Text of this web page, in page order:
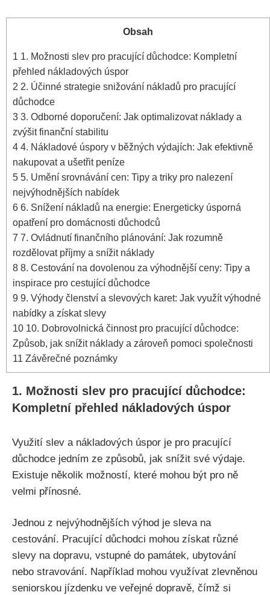
Obsah
1 1. Možnosti slev pro pracující důchodce: Kompletní
přehled nákladových úspor
2 2. Účinné strategie snižování nákladů pro pracující
důchodce
3 3. Odborné doporučení: Jak optimalizovat náklady a
zvýšit finanční stabilitu
4 4. Nákladové úspory v běžných výdajích: Jak efektivně
nakupovat a ušetřit peníze
5 5. Umění srovnávání cen: Tipy a triky pro nalezení
nejvýhodnějších nabídek
6 6. Snížení nákladů na energie: Energeticky úsporná
opatření pro domácnosti důchodců
7 7. Ovládnutí finančního plánování: Jak rozumně
rozdělovat příjmy a snížit náklady
8 8. Cestování na dovolenou za výhodnější ceny: Tipy a
inspirace pro cestující důchodce
9 9. Výhody členství a slevových karet: Jak využít výhodné
nabídky a získat slevy
10 10. Dobrovolnická činnost pro pracující důchodce:
Způsob, jak snížit náklady a zároveň pomoci společnosti
11 Závěrečné poznámky
1. Možnosti slev pro pracující důchodce:
Kompletní přehled nákladových úspor
Využití slev a nákladových úspor je pro pracující
důchodce jedním ze způsobů, jak snížit své výdaje.
Existuje několik možností, které mohou být pro ně
velmi přínosné.
Jednou z nejvýhodnějších výhod je sleva na
cestování. Pracující důchodci mohou získat různé
slevy na dopravu, vstupné do památek, ubytování
nebo stravování. Například mohou využívat zlevněnou
seniorskou jízdenku ve veřejné dopravě, čímž si